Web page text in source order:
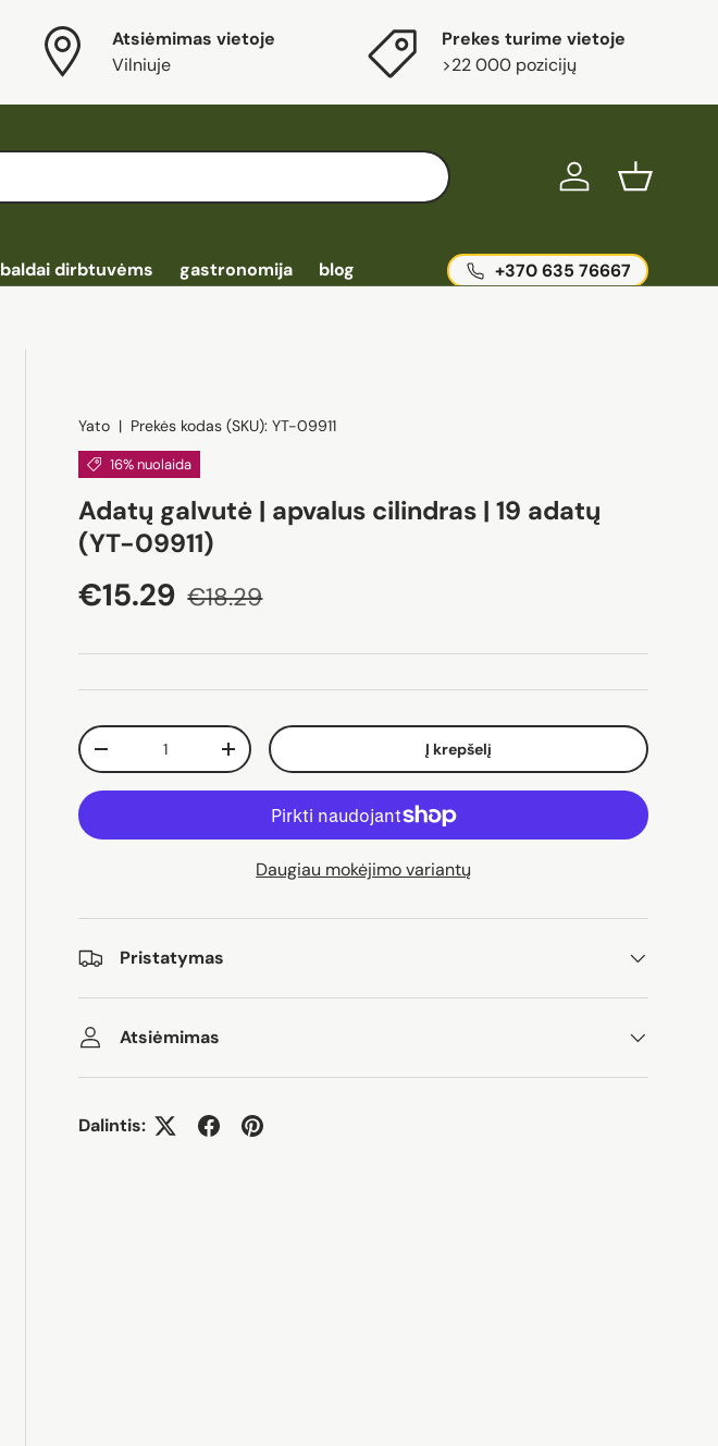
Atsiėmimas vietoje
Vilniuje
Prekes turime vietoje
>22 000 pozicijų
Ieškoti PrisijungtiKrepšelis
baldai dirbtuvėms gastronomija blog +370 635 76667
Yato | Prekės kodas (SKU): YT-09911
16% nuolaida
Adatų galvutė | apvalus cilindras | 19 adatų
(YT-09911)
Akcijos kaina
€15.29 Įprasta kaina
€18.29
Kiekis
Sumažinti kiekį
Padidinti kiekį Į krepšelį
Daugiau mokėjimo variantų
Pristatymas
Atsiėmimas
Dalintis: